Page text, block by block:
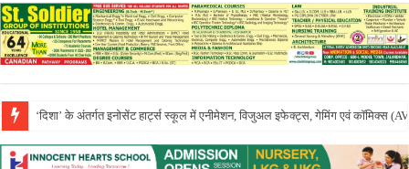
एपीजे रिदम्स किंडरवर्ल्ड में धूमधाम से मनाया गया तीयां दा मेला